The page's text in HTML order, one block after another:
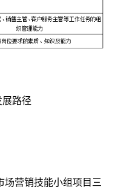
展路径
场营销技能小组项目三